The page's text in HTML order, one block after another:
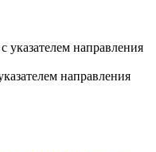
направления